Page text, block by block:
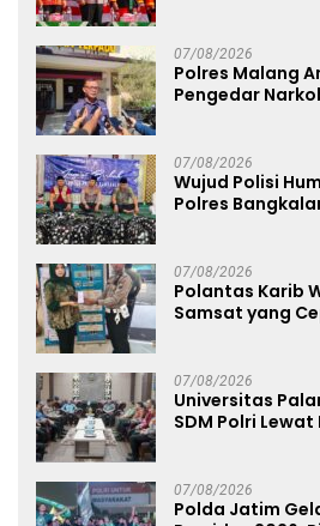
07/08/2026
Polres Malang
Pengedar
07/08/2026
Wujud Polisi Humanis,
Polres
07/08/2026
Polantas Karib
Samsat yang
07/08/2026
Universitas
SDM Polri
07/08/2026
Polda Jatim